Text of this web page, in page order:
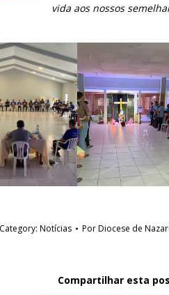
vida aos nossos
Category: Notícias PorDiocese de
Compartilhar esta